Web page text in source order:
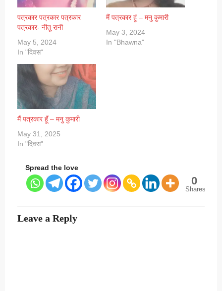
पत्रकार पत्रकार पत्रकार
पत्रकार- नीतू रानी
May 5, 2024
In "दिवस"
मैं पत्रकार हूं – मनु कुमारी
May 3, 2024
In "Bhawna"
मैं पत्रकार हूॅं – मनु कुमारी
May 31, 2025
In "दिवस"
Spread the love
0
Shares
Leave a Reply